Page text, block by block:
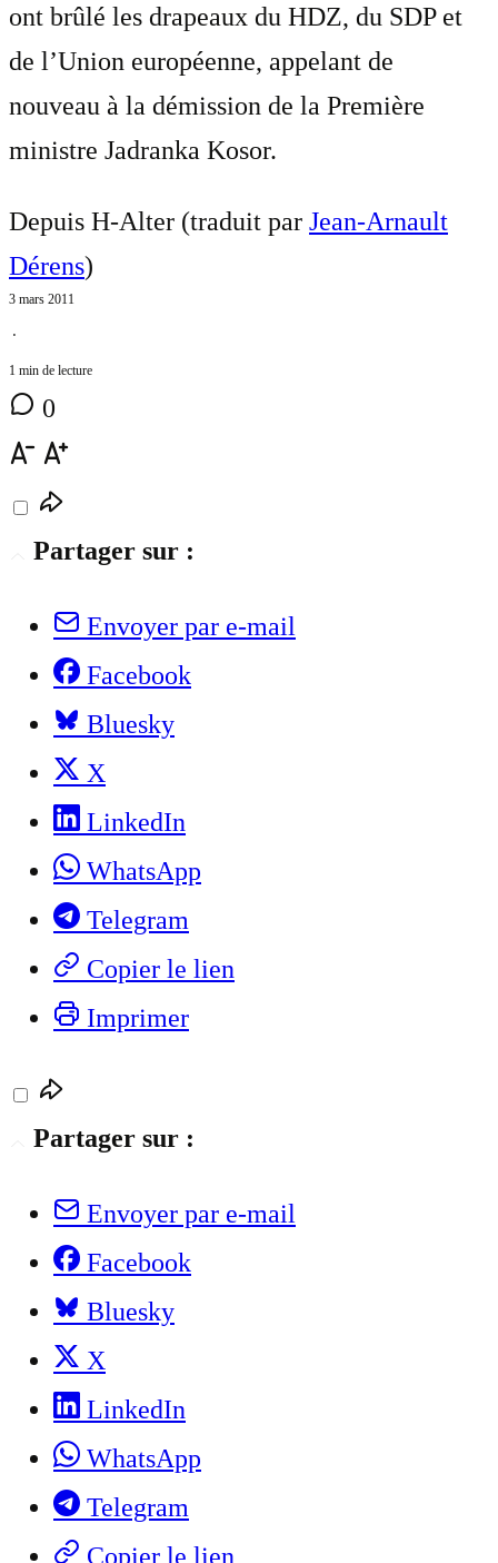
ont brûlé les drapeaux du HDZ, du SDP et
de l’Union européenne, appelant de
nouveau à la démission de la Première
ministre Jadranka Kosor.
Depuis H-Alter (traduit par Jean-Arnault
Dérens)
3 mars 2011
⋅
1 min de lecture
0
Partager sur :
Envoyer par e-mail
Facebook
Bluesky
X
LinkedIn
WhatsApp
Telegram
Copier le lien
Imprimer
Partager sur :
Envoyer par e-mail
Facebook
Bluesky
X
LinkedIn
WhatsApp
Telegram
Copier le lien